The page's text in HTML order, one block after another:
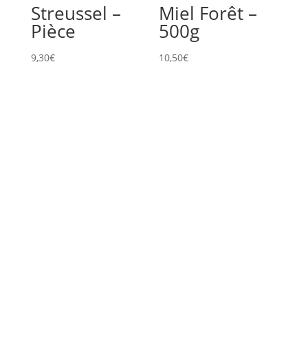
Streussel –
Pièce
9,30€
Miel Forêt –
500g
10,50€